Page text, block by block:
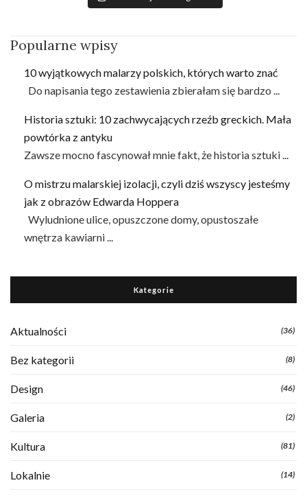
Popularne wpisy
10 wyjątkowych malarzy polskich, których warto znać
Do napisania tego zestawienia zbierałam się bardzo ...
Historia sztuki: 10 zachwycających rzeźb greckich. Mała
powtórka z antyku
Zawsze mocno fascynował mnie fakt, że historia sztuki ...
O mistrzu malarskiej izolacji, czyli dziś wszyscy jesteśmy
jak z obrazów Edwarda Hoppera
Wyludnione ulice, opuszczone domy, opustoszałe
wnętrza kawiarni ...
Kategorie
Aktualności (36)
Bez kategorii (8)
Design (46)
Galeria (2)
Kultura (81)
Lokalnie (14)